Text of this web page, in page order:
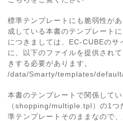
標準テンプレートにも脆弱性が
成している本書のテンプレート
につきましては、EC-CUBEのサ
に、以下のファイルを提供され
きする必要があります。
/data/Smarty/templates/
本書のテンプレートで関係して
（shopping/multiple.tpl）の1つ
準テンプレートそのままなので